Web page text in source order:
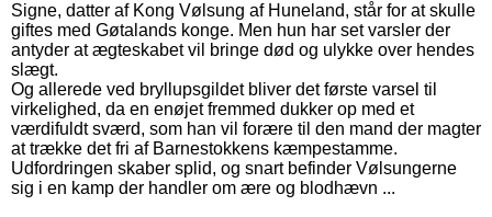
Signe, datter af Kong Vølsung af Huneland, står for at skulle
giftes med Gøtalands konge. Men hun har set varsler der
antyder at ægteskabet vil bringe død og ulykke over hendes
slægt.
Og allerede ved bryllupsgildet bliver det første varsel til
virkelighed, da en enøjet fremmed dukker op med et
værdifuldt sværd, som han vil forære til den mand der magter
at trække det fri af Barnestokkens kæmpestamme.
Udfordringen skaber splid, og snart befinder Vølsungerne
sig i en kamp der handler om ære og blodhævn ...